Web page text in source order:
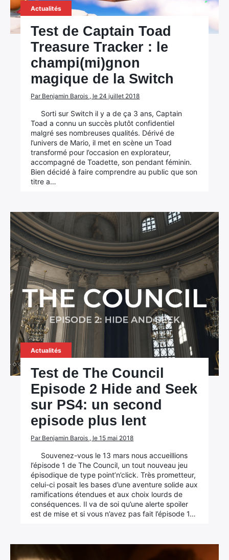
Actualités
Test de Captain Toad
Treasure Tracker : le
champi(mi)gnon
magique de la Switch
Par Benjamin Barois , le 24 juillet 2018
Sorti sur Switch il y a de ça 3 ans, Captain
Toad a connu un succès plutôt confidentiel
malgré ses nombreuses qualités. Dérivé de
l’univers de Mario, il met en scène un Toad
transformé pour l’occasion en explorateur,
accompagné de Toadette, son pendant féminin.
Bien décidé à faire comprendre au public que son
titre a…
Actualités
Test de The Council
Episode 2 Hide and Seek
sur PS4: un second
episode plus lent
Par Benjamin Barois , le 15 mai 2018
Souvenez-vous le 13 mars nous accueillions
l’épisode 1 de The Council, un tout nouveau jeu
épisodique de type point’n’click. Très prometteur,
celui-ci posait les bases d’une aventure solide aux
ramifications étendues et aux choix lourds de
conséquences. Il va de soi qu’une alerte spoiler
est de mise et si vous n’avez pas fait l’épisode 1…